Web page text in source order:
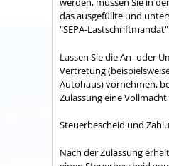
das ausgefüllte und
"SEPA-
Lassen Sie die An- oder
Vertretung
Autohaus) vornehmen,
Zulassung eine
Steuerbescheid und
Nach der Zulassung